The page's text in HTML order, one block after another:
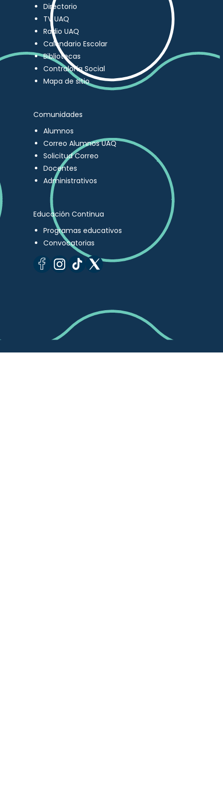
Directorio
TV UAQ
Radio UAQ
Calendario Escolar
Bibliotecas
Contraloría Social
Mapa de sitio
Comunidades
Alumnos
Correo Alumnos UAQ
Solicitud Correo
Docentes
Administrativos
Educación Continua
Programas educativos
Convocatorias